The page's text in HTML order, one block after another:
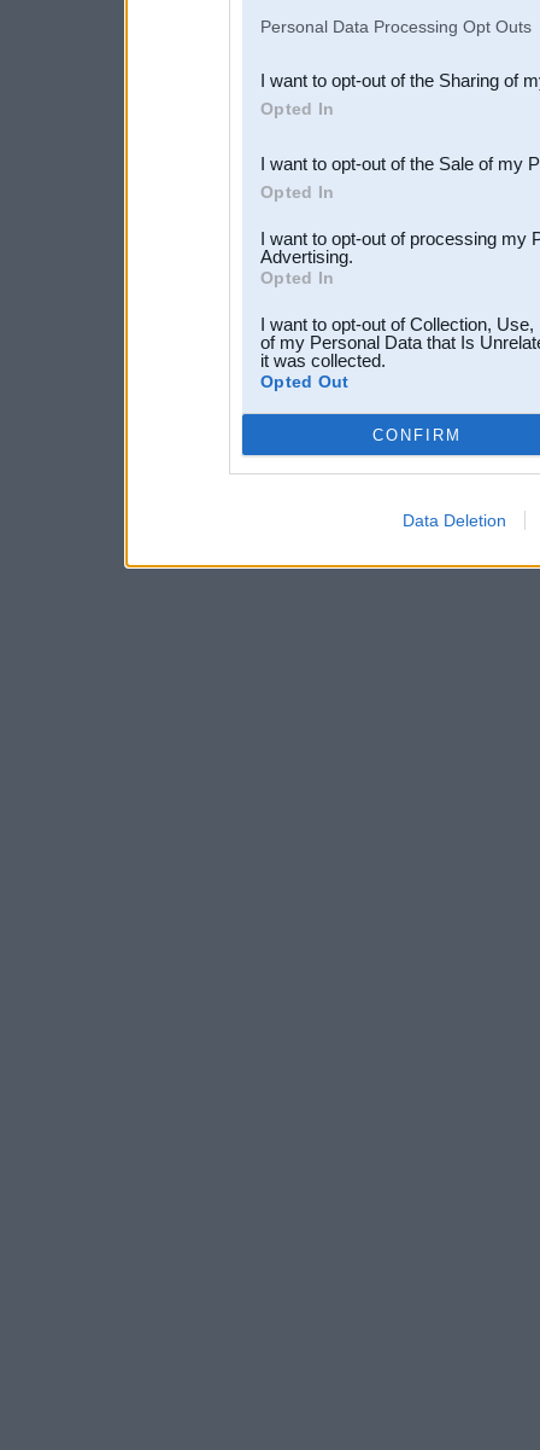
Downstream Participants
third parties.
Personal Data Processing Opt Outs
I want to opt-out of the Sharing of
Opted In
I want to opt-out of the Sale of my
Opted In
I want to opt-out of processing my
Advertising.
Opted In
I want to opt-out of Collection,
of my Personal Data that Is
it was collected.
Opted Out
CONFIRM
Data Deletion